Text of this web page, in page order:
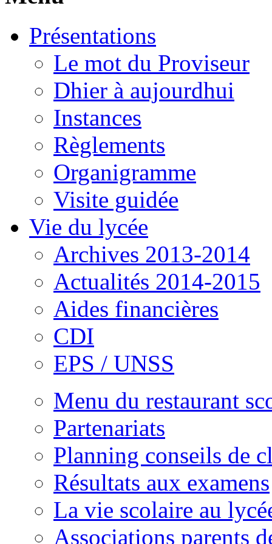
année le SAMEDI 21 MARS 2015
Berthelot ! Futurs élèves de
seconde, futurs étudiants de BTS,
vous êtes les bienvenus !!!
Présentations
Le mot du Proviseur
Dhier à aujourdhui
Instances
Règlements
Organigramme
Visite guidée
Vie du lycée
Archives 2013-2014
Actualités 2014-2015
Aides financières
CDI
EPS / UNSS
Menu du restaurant
Partenariats
Planning conseils de
Résultats aux examens
La vie scolaire au
Associations parents